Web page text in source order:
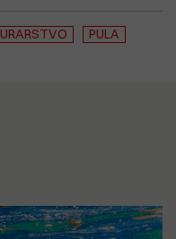
URARSTVO PULA